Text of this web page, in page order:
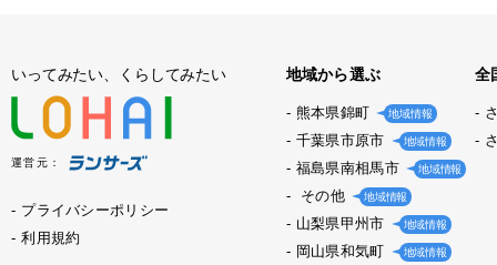
いってみたい、くらしてみたい
運営元：
プライバシーポリシー
利用規約
地域から選ぶ
熊本県錦町 地域情報
千葉県市原市 地域情報
福島県南相馬市 地域情報
その他 地域情報
山梨県甲州市 地域情報
岡山県和気町 地域情報
全